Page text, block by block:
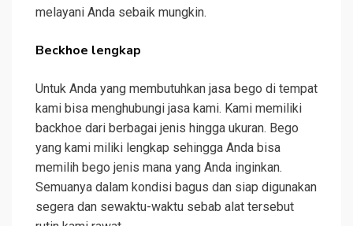
melayani Anda sebaik mungkin.
Beckhoe lengkap
Untuk Anda yang membutuhkan jasa bego di tempat
kami bisa menghubungi jasa kami. Kami memiliki
backhoe dari berbagai jenis hingga ukuran. Bego
yang kami miliki lengkap sehingga Anda bisa
memilih bego jenis mana yang Anda inginkan.
Semuanya dalam kondisi bagus dan siap digunakan
segera dan sewaktu-waktu sebab alat tersebut